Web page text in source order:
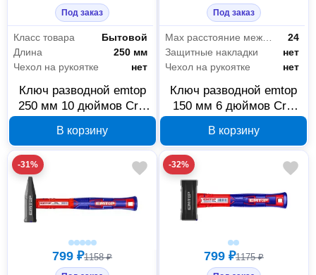
Под заказ
Класс товара
Бытовой
Длина
250 мм
Чехол на рукоятке
нет
Ключ разводной emtop
250 мм 10 дюймов CrV
В корзину
Под заказ
Max расстояние между губками (мм)
24
Защитные накладки
нет
Чехол на рукоятке
нет
Ключ разводной emtop
150 мм 6 дюймов CrV
В корзину
-31%
799 ₽1158 ₽
-32%
799 ₽1175 ₽